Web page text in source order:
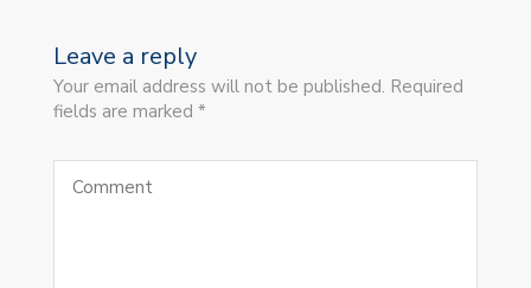
Leave a reply
Your email address will not be published. Required
fields are marked *